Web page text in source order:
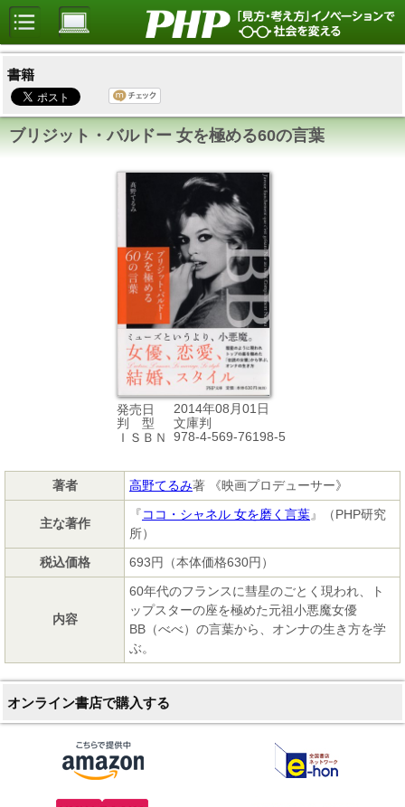
書籍
ブリジット・バルドー 女を極める60の言葉
発売日
2014年08月01日
判 型
文庫判
ＩＳＢＮ
978-4-569-76198-5
著者 高野てるみ著 《映画プロデューサー》
主な著作
『ココ・シャネル 女を磨く言葉』（PHP研究
所）
税込価格
693円（本体価格630円）
内容
60年代のフランスに彗星のごとく現われ、ト
ップスターの座を極めた元祖小悪魔女優
BB（べべ）の言葉から、オンナの生き方を学
ぶ。
オンライン書店で購入する